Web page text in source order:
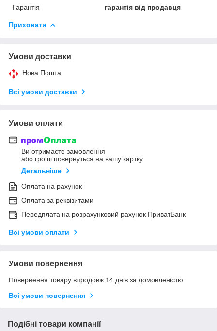
Гарантія
гарантія від продавця
Приховати
Умови доставки
Нова Пошта
Всі умови доставки
Умови оплати
Ви отримаєте замовлення
або гроші повернуться на вашу картку
Детальніше
Оплата на рахунок
Оплата за реквізитами
Передплата на розрахунковий рахунок ПриватБанк
Всі умови оплати
Умови повернення
Повернення товару впродовж 14 днів за домовленістю
Всі умови повернення
Подібні товари компанії